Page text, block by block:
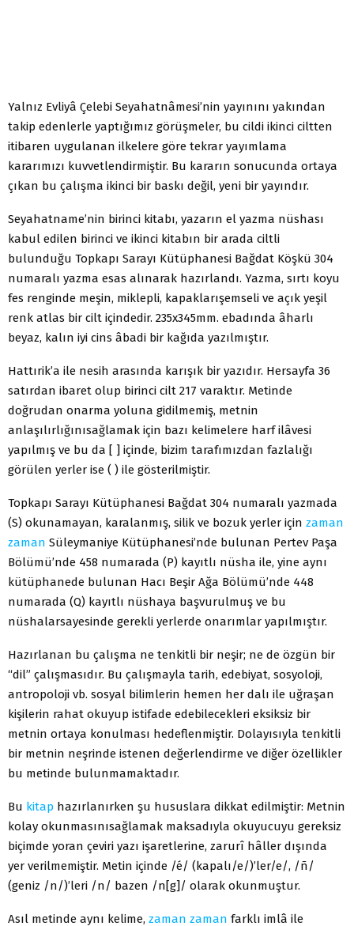
Yalnız Evliyâ Çelebi Seyahatnâmesi’nin yayınını yakından
takip edenlerle yaptığımız görüşmeler, bu cildi ikinci ciltten
itibaren uygulanan ilkelere göre tekrar yayımlama
kararımızı kuvvetlendirmiştir. Bu kararın sonucunda ortaya
çıkan bu çalışma ikinci bir baskı değil, yeni bir yayındır.
Seyahatname’nin birinci kitabı, yazarın el yazma nüshası
kabul edilen birinci ve ikinci kitabın bir arada ciltli
bulunduğu Topkapı Sarayı Kütüphanesi Bağdat Köşkü 304
numaralı yazma esas alınarak hazırlandı. Yazma, sırtı koyu
fes renginde meşin, miklepli, kapaklarışemseli ve açık yeşil
renk atlas bir cilt içindedir. 235x345mm. ebadında âharlı
beyaz, kalın iyi cins âbadi bir kağıda yazılmıştır.
Hattırik’a ile nesih arasında karışık bir yazıdır. Hersayfa 36
satırdan ibaret olup birinci cilt 217 varaktır. Metinde
doğrudan onarma yoluna gidilmemiş, metnin
anlaşılırlığınısağlamak için bazı kelimelere harf ilâvesi
yapılmış ve bu da [ ] içinde, bizim tarafımızdan fazlalığı
görülen yerler ise ( ) ile gösterilmiştir.
Topkapı Sarayı Kütüphanesi Bağdat 304 numaralı yazmada
(S) okunamayan, karalanmış, silik ve bozuk yerler için zaman
zaman Süleymaniye Kütüphanesi’nde bulunan Pertev Paşa
Bölümü’nde 458 numarada (P) kayıtlı nüsha ile, yine aynı
kütüphanede bulunan Hacı Beşir Ağa Bölümü’nde 448
numarada (Q) kayıtlı nüshaya başvurulmuş ve bu
nüshalarsayesinde gerekli yerlerde onarımlar yapılmıştır.
Hazırlanan bu çalışma ne tenkitli bir neşir; ne de özgün bir
“dil” çalışmasıdır. Bu çalışmayla tarih, edebiyat, sosyoloji,
antropoloji vb. sosyal bilimlerin hemen her dalı ile uğraşan
kişilerin rahat okuyup istifade edebilecekleri eksiksiz bir
metnin ortaya konulması hedeflenmiştir. Dolayısıyla tenkitli
bir metnin neşrinde istenen değerlendirme ve diğer özellikler
bu metinde bulunmamaktadır.
Bu kitap hazırlanırken şu hususlara dikkat edilmiştir: Metnin
kolay okunmasınısağlamak maksadıyla okuyucuyu gereksiz
biçimde yoran çeviri yazı işaretlerine, zarurî hâller dışında
yer verilmemiştir. Metin içinde /é/ (kapalı/e/)’ler/e/, /ñ/
(geniz /n/)’leri /n/ bazen /n[g]/ olarak okunmuştur.
Asıl metinde aynı kelime, zaman zaman farklı imlâ ile